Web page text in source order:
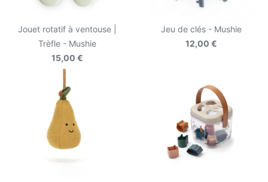
Jouet rotatif à ventouse |
Trèfle - Mushie
15,00 €
Jeu de clés - Mushie
12,00 €